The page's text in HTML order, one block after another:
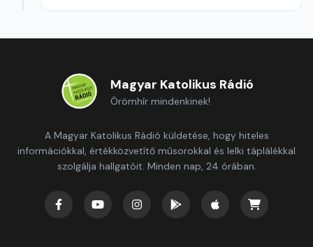
Magyar Katolikus Rádió
Örömhír mindenkinek!
A Magyar Katolikus Rádió küldetése, hogy hiteles
információkkal, értékközvetítő műsorokkal és lelki táplálékkal
szolgálja hallgatóit. Minden nap, 24 órában.